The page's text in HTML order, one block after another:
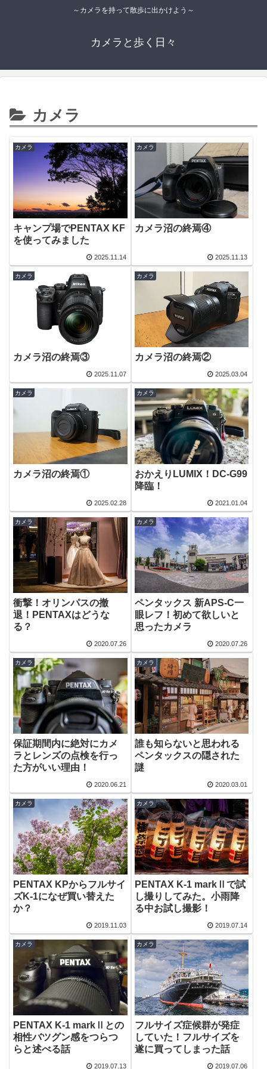
～カメラを持って散歩に出かけよう～
カメラと歩く日々
カメラ
カメラ
キャンプ場でPENTAX KF
を使ってみました
2025.11.14
カメラ
カメラ沼の終焉④
2025.11.13
カメラ
カメラ沼の終焉③
2025.11.07
カメラ
カメラ沼の終焉②
2025.03.04
カメラ
カメラ沼の終焉①
2025.02.28
カメラ
おかえりLUMIX！DC-G99
降臨！
2021.01.04
カメラ
衝撃！オリンパスの撤
退！PENTAXはどうな
る？
2020.07.26
カメラ
ペンタックス 新APS-C一
眼レフ！初めて欲しいと
思ったカメラ
2020.07.26
カメラ
保証期間内に絶対にカメ
ラとレンズの点検を行っ
た方がいい理由！
2020.06.21
カメラ
誰も知らないと思われる
ペンタックスの隠された
謎
2020.03.01
カメラ
PENTAX KPからフルサイ
ズK-1になぜ買い替えた
か？
2019.11.03
カメラ
PENTAX K-1 markⅡで試
し撮りしてみた。小雨降
る中お試し撮影！
2019.07.14
カメラ
PENTAX K-1 markⅡとの
相性バツグン感をつらつ
らと述べる話
2019.07.13
カメラ
フルサイズ症候群が発症
していた！フルサイズを
遂に買ってしまった話
2019.07.06